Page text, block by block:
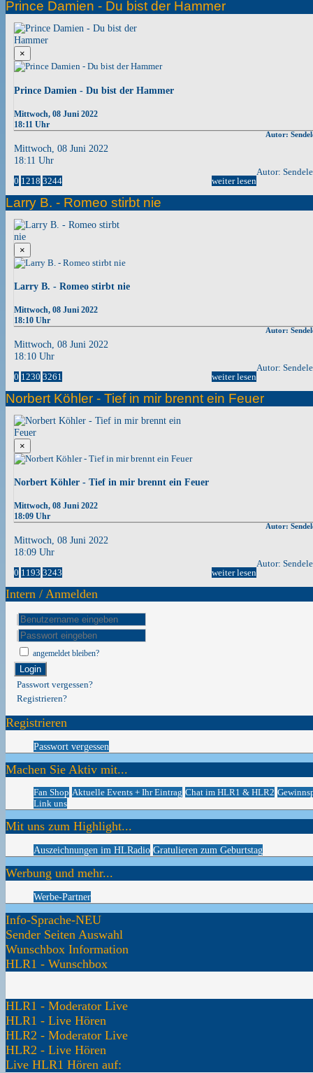
Prince Damien - Du bist der Hammer
×
Prince Damien - Du bist der Hammer
Mittwoch, 08 Juni 2022
18:11 Uhr
Autor:
Mittwoch, 08 Juni 2022
18:11 Uhr
Autor:
0 1218 3244 weiter lesen
Larry B. - Romeo stirbt nie
×
Larry B. - Romeo stirbt nie
Mittwoch, 08 Juni 2022
18:10 Uhr
Autor:
Mittwoch, 08 Juni 2022
18:10 Uhr
Autor:
0 1230 3261 weiter lesen
Norbert Köhler - Tief in mir brennt ein Feuer
×
Norbert Köhler - Tief in mir brennt ein Feuer
Mittwoch, 08 Juni 2022
18:09 Uhr
Autor:
Mittwoch, 08 Juni 2022
18:09 Uhr
Autor:
0 1193 3243 weiter lesen
Intern / Anmelden
angemeldet bleiben?
Login
Passwort vergessen?
Registrieren?
Registrieren
Passwort vergessen
Machen Sie Aktiv mit...
Fan Shop Aktuelle Events + Ihr Eintrag Chat im HLR1 & HLR2
Link uns
Mit uns zum Highlight...
Auszeichnungen im HLRadio Gratulieren zum Geburtstag
Werbung und mehr...
Werbe-Partner
Info-Sprache-NEU
Sender Seiten Auswahl
Wunschbox Information
HLR1 - Wunschbox
HLR1 - Moderator Live
HLR1 - Live Hören
HLR2 - Moderator Live
HLR2 - Live Hören
Live HLR1 Hören auf: